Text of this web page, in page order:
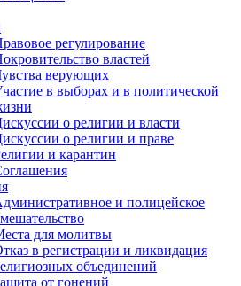
регулирование
властей
верующих
в выборах и в политической
о религии и власти
о религии и праве
и карантин
и полицейское
для молитвы
в регистрации и ликвидация
объединений
от гонений